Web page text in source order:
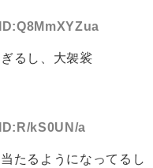
るし、大袈裟
kS0UN/a
たるようになってるし